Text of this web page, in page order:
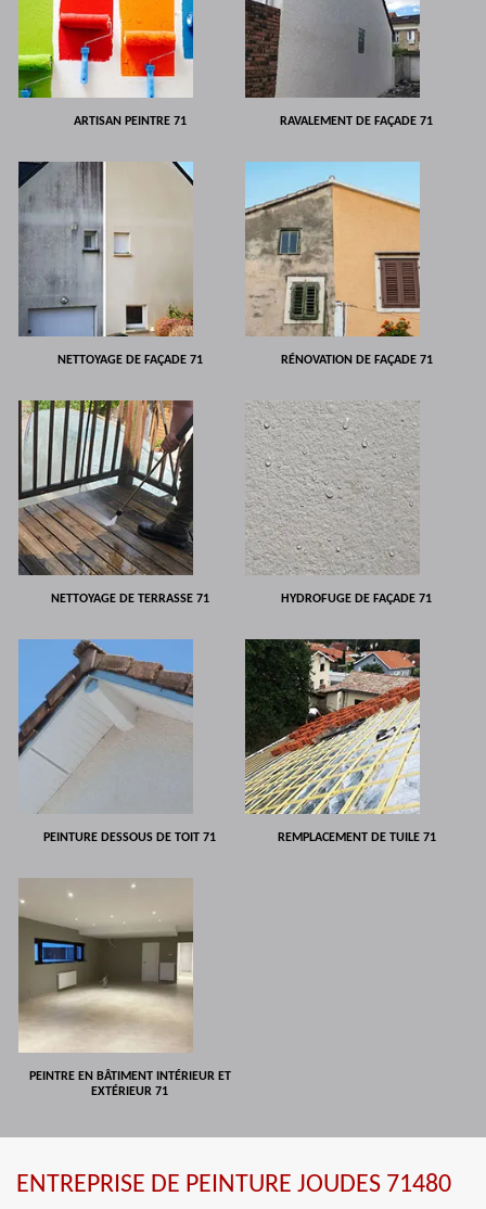
ARTISAN PEINTRE 71 RAVALEMENT DE FAÇADE 71
NETTOYAGE DE FAÇADE 71 RÉNOVATION DE FAÇADE 71
NETTOYAGE DE TERRASSE 71 HYDROFUGE DE FAÇADE 71
PEINTURE DESSOUS DE TOIT 71 REMPLACEMENT DE TUILE 71
PEINTRE EN BÂTIMENT INTÉRIEUR ET
EXTÉRIEUR 71
ENTREPRISE DE PEINTURE JOUDES 71480